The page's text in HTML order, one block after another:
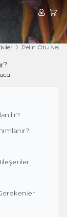
Hesabım
Pelin Otu